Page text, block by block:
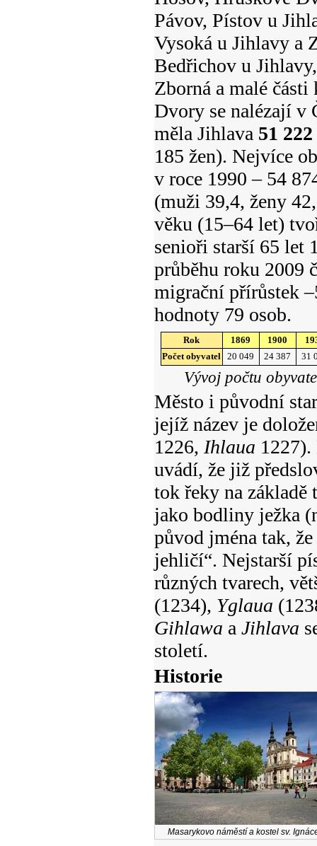
Pávov, Pístov u
Vysoká u Jihlavy a
Bedřichov u
Zborná a malé
Dvory se nalézají v
měla Jihlava 51
185 žen). Nejvíce
v roce 1990 – 54
(muži 39,4, ženy
věku (15–64 let)
senioři starší 65 let
průběhu roku 2009
migrační přírůstek
hodnoty 79 osob.
Rok 1869 1900
Počet obyvatel
20 049 24 387 31
Vývoj počtu
Město i původní
jejíž název je
1226, Ihlaua
uvádí, že již
tok řeky na základě
jako bodliny ježka
původ jména tak,
jehličí“. Nejstarší
různých tvarech,
(1234), Yglaua
Gihlawa a Jihlava
století.
Historie
Masarykovo náměstí a kostel sv.